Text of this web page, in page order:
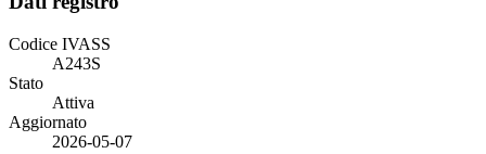
Codice IVASS
A243S
Stato
Attiva
Aggiornato
2026-05-07